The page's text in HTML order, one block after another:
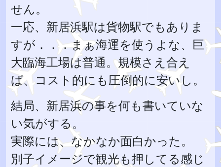
せん。
一応、新居浜駅は貨物駅でもありま
すが．．．まぁ海運を使うよな、巨
大臨海工場は普通。規模さえ合え
ば、コスト的にも圧倒的に安いし。
結局、新居浜の事を何も書いていな
い気がする。
実際には、なかなか面白かった。
別子イメージで観光も押してる感じ